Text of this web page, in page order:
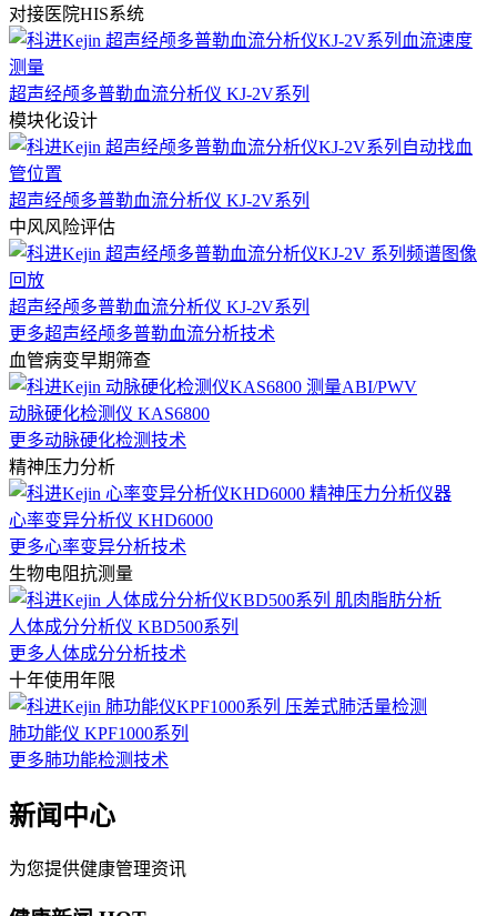
对接医院HIS系统
超声经颅多普勒血流分析仪 KJ-2V系列
模块化设计
超声经颅多普勒血流分析仪 KJ-2V系列
中风风险评估
超声经颅多普勒血流分析仪 KJ-2V系列
更多超声经颅多普勒血流分析技术
血管病变早期筛查
动脉硬化检测仪 KAS6800
更多动脉硬化检测技术
精神压力分析
心率变异分析仪 KHD6000
更多心率变异分析技术
生物电阻抗测量
人体成分分析仪 KBD500系列
更多人体成分分析技术
十年使用年限
肺功能仪 KPF1000系列
更多肺功能检测技术
新闻中心
为您提供健康管理资讯